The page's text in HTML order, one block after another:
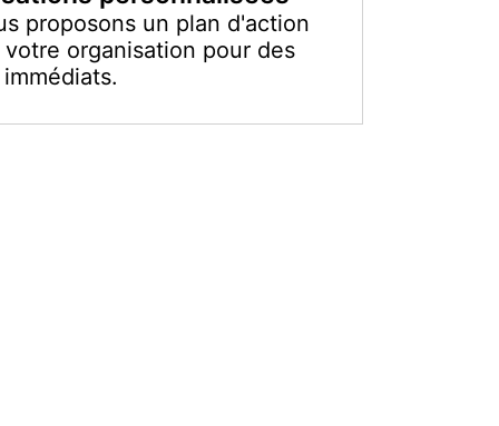
proposons un plan d'action
votre organisation pour des